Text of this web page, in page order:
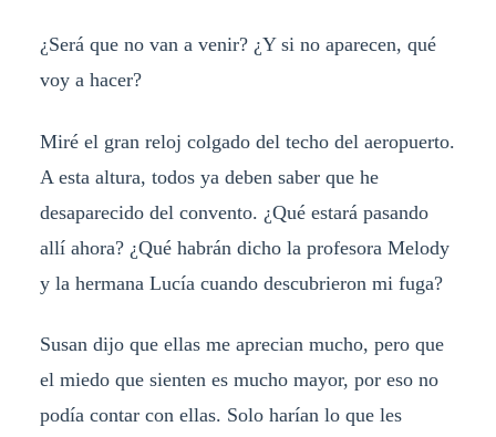
¿Será que no van a venir? ¿Y si no aparecen, qué
voy a hacer?
Miré el gran reloj colgado del techo del aeropuerto.
A esta altura, todos ya deben saber que he
desaparecido del convento. ¿Qué estará pasando
allí ahora? ¿Qué habrán dicho la profesora Melody
y la hermana Lucía cuando descubrieron mi fuga?
Susan dijo que ellas me aprecian mucho, pero que
el miedo que sienten es mucho mayor, por eso no
podía contar con ellas. Solo harían lo que les